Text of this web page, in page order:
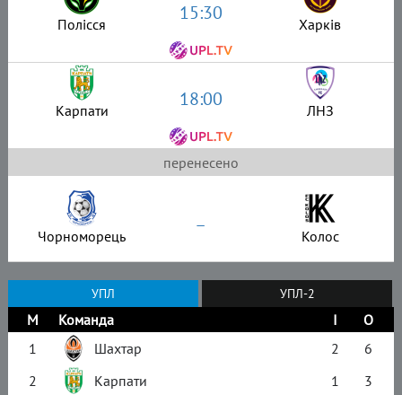
Полісся 15:30 Харків
Карпати 18:00 ЛНЗ
перенесено
Чорноморець – Колос
УПЛ УПЛ-2
М Команда І
О
1
Шахтар 2
6
2
Карпати 1
3